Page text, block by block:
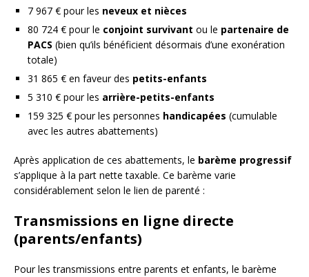
7 967 € pour les neveux et nièces
80 724 € pour le conjoint survivant ou le partenaire de
PACS (bien qu’ils bénéficient désormais d’une exonération
totale)
31 865 € en faveur des petits-enfants
5 310 € pour les arrière-petits-enfants
159 325 € pour les personnes handicapées (cumulable
avec les autres abattements)
Après application de ces abattements, le barème progressif
s’applique à la part nette taxable. Ce barème varie
considérablement selon le lien de parenté :
Transmissions en ligne directe
(parents/enfants)
Pour les transmissions entre parents et enfants, le barème